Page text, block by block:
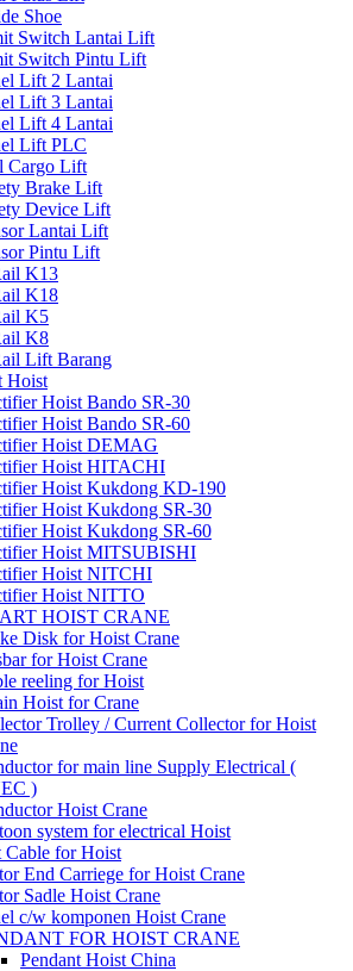
Shoe
Switch Lantai Lift
Switch Pintu Lift
Lift 2 Lantai
Lift 3 Lantai
Lift 4 Lantai
Lift PLC
Cargo Lift
Brake Lift
Device Lift
Lantai Lift
Pintu Lift
K13
K18
K5
K8
Lift Barang
Hoist
Hoist Bando SR-30
Hoist Bando SR-60
Hoist DEMAG
Hoist HITACHI
Hoist Kukdong KD-190
Hoist Kukdong SR-30
Hoist Kukdong SR-60
Hoist MITSUBISHI
Hoist NITCHI
Hoist NITTO
HOIST CRANE
Disk for Hoist Crane
for Hoist Crane
reeling for Hoist
Hoist for Crane
Trolley / Current Collector for Hoist
for main line Supply Electrical (
)
Hoist Crane
system for electrical Hoist
Cable for Hoist
End Carriege for Hoist Crane
Sadle Hoist Crane
c/w komponen Hoist Crane
FOR HOIST CRANE
Pendant Hoist China